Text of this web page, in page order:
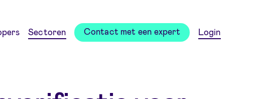
Sectoren Contact met een expert Login